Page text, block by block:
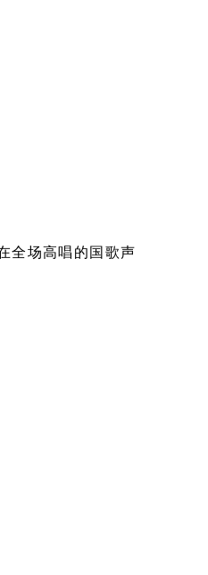
全场高唱的国歌声